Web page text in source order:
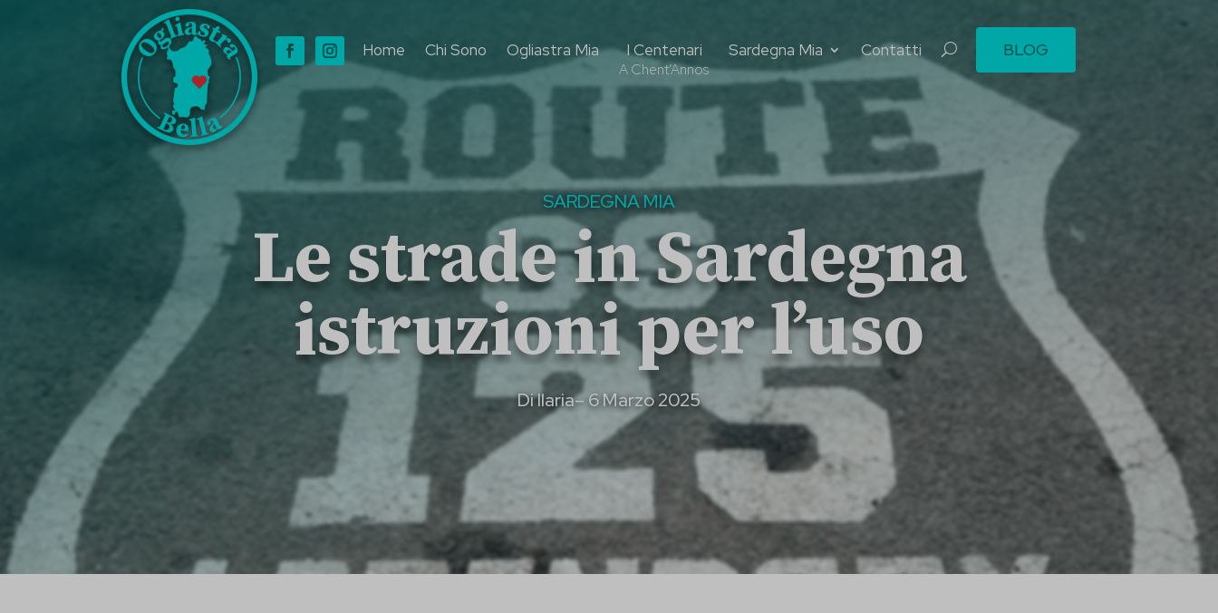
Home Chi Sono Ogliastra Mia I Centenari
A Chent’Annos
Sardegna Mia Contatti BLOG
SARDEGNA MIA
Le strade in Sardegna
istruzioni per l’uso
DiIlaria– 6 Marzo 2025